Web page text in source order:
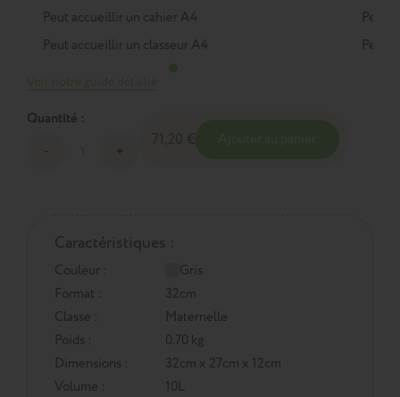
Peut accueillir un cahier A4
Peut accueillir un classeur A4
Peut
Peut
Quantité :
Caractéristiques :
Couleur :
Gris
Format :
32cm
Classe :
Maternelle
Poids :
0.70 kg
Dimensions :
32cm x 27cm x 12cm
Volume :
10L